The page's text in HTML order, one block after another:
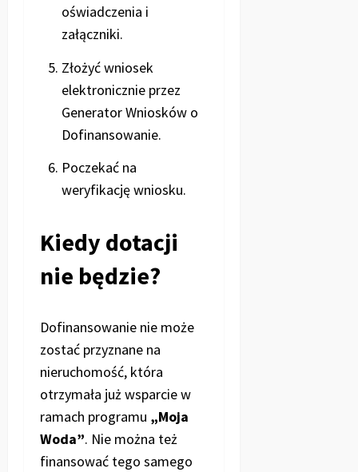
oświadczenia i
załączniki.
Złożyć wniosek
elektronicznie przez
Generator Wniosków o
Dofinansowanie.
Poczekać na
weryfikację wniosku.
Kiedy dotacji
nie będzie?
Dofinansowanie nie może
zostać przyznane na
nieruchomość, która
otrzymała już wsparcie w
ramach programu „Moja
Woda”. Nie można też
finansować tego samego